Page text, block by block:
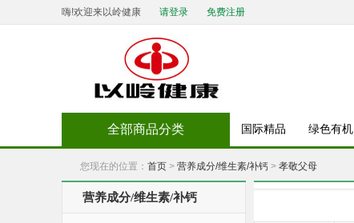
嗨!欢迎来以岭健康 请登录 免费注册
全部商品分类 国际精品 绿色有机
您现在的位置： 首页 > 营养成分/维生素/补钙 > 孝敬父母
营养成分/维生素/补钙